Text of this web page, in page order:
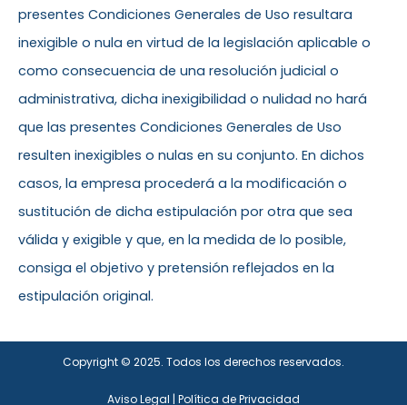
presentes Condiciones Generales de Uso resultara
inexigible o nula en virtud de la legislación aplicable o
como consecuencia de una resolución judicial o
administrativa, dicha inexigibilidad o nulidad no hará
que las presentes Condiciones Generales de Uso
resulten inexigibles o nulas en su conjunto. En dichos
casos, la empresa procederá a la modificación o
sustitución de dicha estipulación por otra que sea
válida y exigible y que, en la medida de lo posible,
consiga el objetivo y pretensión reflejados en la
estipulación original.
Copyright © 2025. Todos los derechos reservados.
Aviso Legal | Política de Privacidad